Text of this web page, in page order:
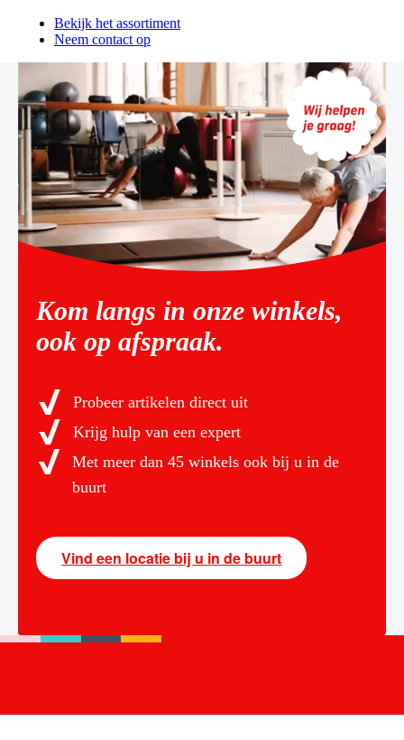
Bekijk het assortiment
Neem contact op
Kom langs in onze winkels,
ook op afspraak.
Probeer artikelen direct uit
Krijg hulp van een expert
Met meer dan 45 winkels ook bij u in de
buurt
Vind een locatie bij u in de buurt